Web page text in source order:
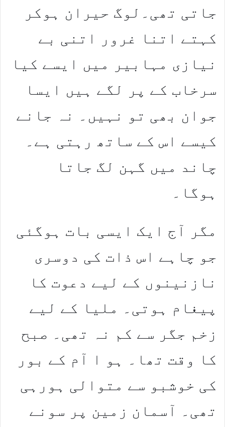
جاتی تھی۔لوگ حیران ہوکر
کہتے اتنا غرور اتنی بے
نیازی مہابیر میں ایسے کیا
سرخاب کے پر لگے ہیں ایسا
جوان بھی تو نہیں۔ نہ جانے
کیسے اس کے ساتھ رہتی ہے۔
چاند میں گہن لگ جاتا
ہوگا۔
مگر آج ایک ایسی بات ہوگئی
جو چاہے اس ذات کی دوسری
نازنینوں کے لیے دعوت کا
پیغام ہوتی۔ ملیا کے لیے
زخم جگر سے کم نہ تھی۔ صبح
کا وقت تھا۔ ہو ا آم کے بور
کی خوشبو سے متوالی ہورہی
تھی۔ آسمان زمین پر سونے